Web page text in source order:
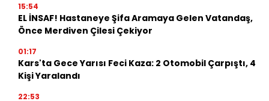
15:54
EL İNSAF! Hastaneye Şifa Aramaya Gelen Vatandaş,
Önce Merdiven Çilesi Çekiyor
01:17
Kars'ta Gece Yarısı Feci Kaza: 2 Otomobil Çarpıştı, 4
Kişi Yaralandı
22:53